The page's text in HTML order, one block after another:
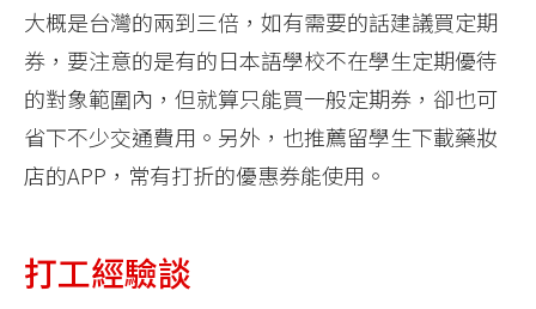
大概是台灣的兩到三倍，如有需要的話建議買定期
券，要注意的是有的日本語學校不在學生定期優待
的對象範圍內，但就算只能買一般定期券，卻也可
省下不少交通費用。另外，也推薦留學生下載藥妝
店的APP，常有打折的優惠券能使用。
打工經驗談